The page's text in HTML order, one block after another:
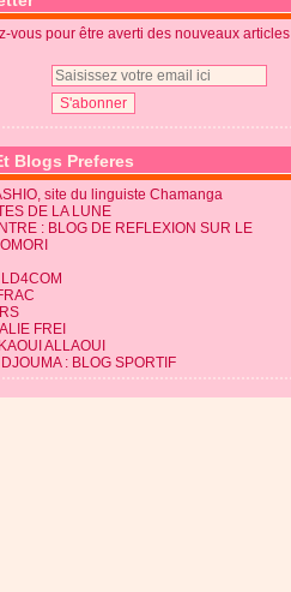
vous pour être averti des nouveaux articles
Blogs Preferes
site du linguiste Chamanga
DE LA LUNE
: BLOG DE REFLEXION SUR LE
FREI
ALLAOUI
: BLOG SPORTIF